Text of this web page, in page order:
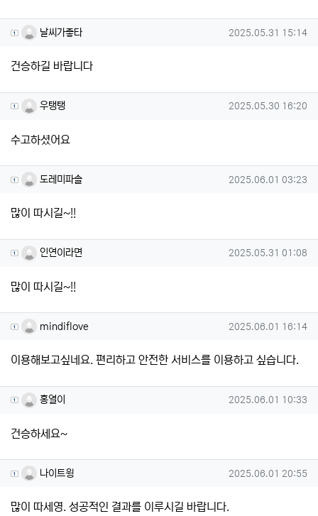
날씨가좋타님의 댓글
날씨가좋타 작성일
2025.05.31 15:14
건승하길 바랍니다
우탱탱님의 댓글
우탱탱 작성일
2025.05.30 16:20
수고하셨어요
도레미파솔님의 댓글
도레미파솔 작성일
2025.06.01 03:23
많이 따시길~!!
인연이라면님의 댓글
인연이라면 작성일
2025.05.31 01:08
많이 따시길~!!
mindiflove님의 댓글
mindiflove 작성일
2025.06.01 16:14
이용해보고싶네요. 편리하고 안전한 서비스를 이용하고 싶습니다.
홍열이님의 댓글
홍열이 작성일
2025.06.01 10:33
건승하세요~
나이트윙님의 댓글
나이트윙 작성일
2025.06.01 20:55
많이 따세영. 성공적인 결과를 이루시길 바랍니다.